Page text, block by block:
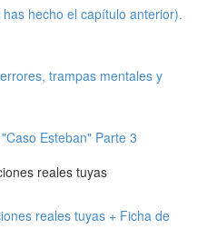
hecho el capítulo anterior).
trampas mentales y
Esteban" Parte 3
reales tuyas
reales tuyas + Ficha de